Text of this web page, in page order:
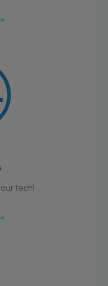
tech!